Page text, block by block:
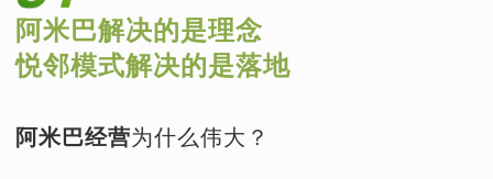
阿米巴解决的是理念
悦邻模式解决的是落地
阿米巴经营为什么伟大？